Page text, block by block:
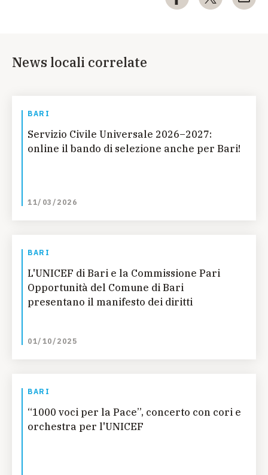
News locali correlate
BARI
Servizio Civile Universale 2026–2027:
online il bando di selezione anche per Bari!
11/03/2026
BARI
L'UNICEF di Bari e la Commissione Pari
Opportunità del Comune di Bari
presentano il manifesto dei diritti
01/10/2025
BARI
“1000 voci per la Pace”, concerto con cori e
orchestra per l'UNICEF